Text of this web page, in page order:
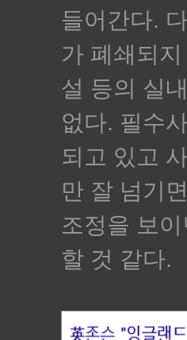
들어간다.
가 폐쇄되
설 등의 실
없다. 필수
되고 있고
만 잘 넘기
조정을 보
할 것 같다.